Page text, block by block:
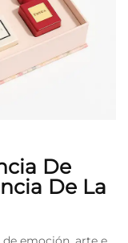
De
De La